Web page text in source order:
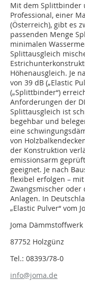
Mit dem Splittbinder
Professional, einer
(Österreich), gibt es
passenden Menge
minimalen
Splittausgleich
Höhenausgleich. Je
von 39 dB („Elastic
(„Splittbinder“)
Anforderungen der
Splittausgleich ist
begehbar und
eine
von
der Konstruktion
emissionsarm
geeignet. Je nach
flexibel erfolgen –
Zwangsmischer
Anlagen. In
„Elastic Pulver“ vom
Joma Dämmstoffwerk
87752 Holzgünz
Tel.: 08393/78-0
info@joma.de